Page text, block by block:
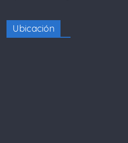
Ubicación